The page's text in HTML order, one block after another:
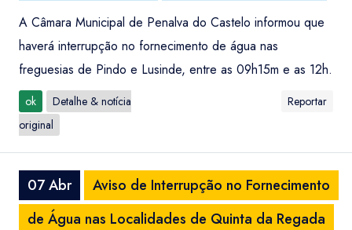
A Câmara Municipal de Penalva do Castelo informou que
haverá interrupção no fornecimento de água nas
freguesias de Pindo e Lusinde, entre as 09h15m e as 12h.
ok
Detalhe & notícia
original
Reportar
07 Abr
Aviso de Interrupção no Fornecimento
de Água nas Localidades de Quinta da Regada